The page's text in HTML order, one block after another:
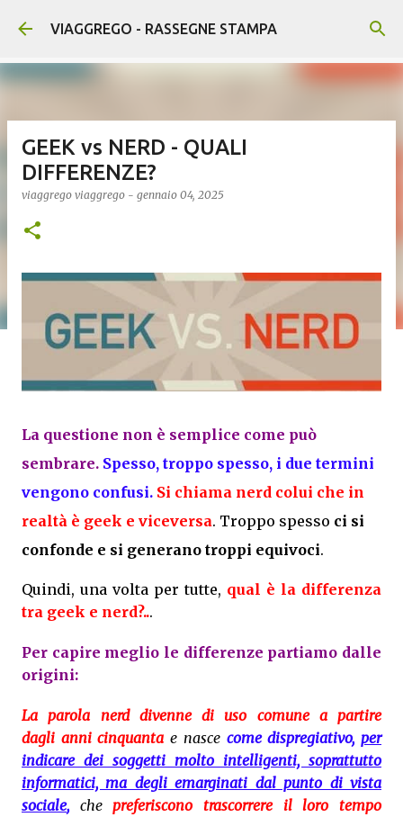
Passa ai contenuti principali
VIAGGREGO - RASSEGNE STAMPA
GEEK vs NERD - QUALI
DIFFERENZE?
viaggrego viaggrego - gennaio 04, 2025
La questione non è semplice come può
sembrare. Spesso, troppo spesso, i due termini
vengono confusi. Si chiama nerd colui che in
realtà è geek e viceversa. Troppo spesso ci si
confonde e si generano troppi equivoci.
Quindi, una volta per tutte, qual è la differenza
tra geek e nerd?...
Per capire meglio le differenze partiamo dalle
origini:
La parola nerd divenne di uso comune a partire
dagli anni cinquanta e nasce come dispregiativo,per
indicare dei soggetti molto intelligenti, soprattutto
informatici, ma degli emarginati dal punto di vista
sociale, chepreferiscono trascorrere il loro tempo